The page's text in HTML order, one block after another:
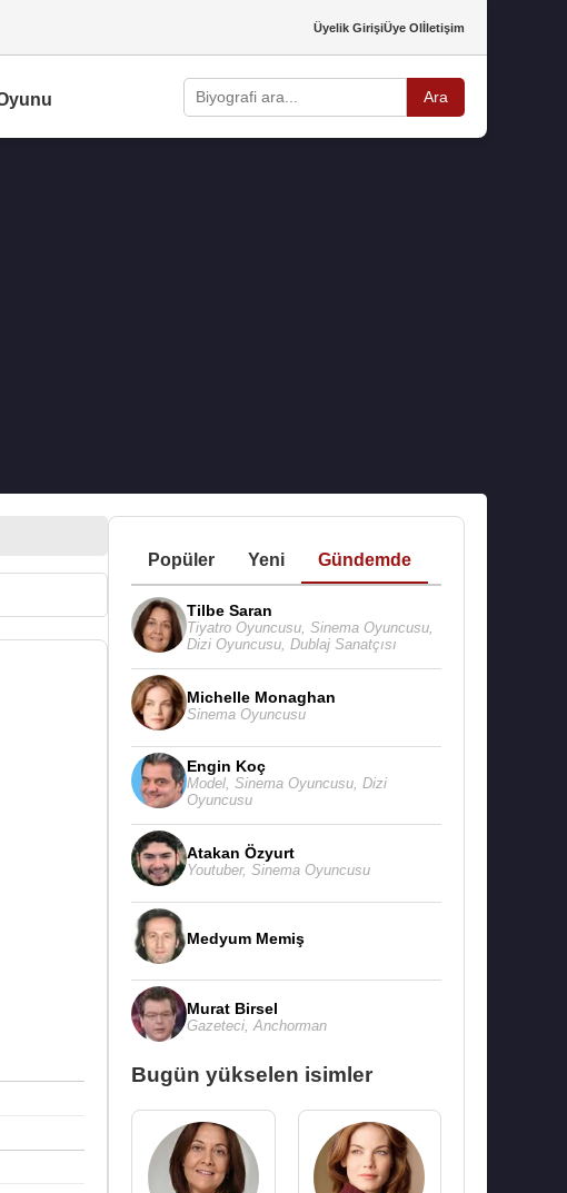
Üyelik GirişiÜye Olİletişim
Ara
Popüler Yeni Gündemde
Tilbe Saran
Tiyatro Oyuncusu, Sinema Oyuncusu,
Dizi Oyuncusu, Dublaj Sanatçısı
Michelle Monaghan
Sinema Oyuncusu
Engin Koç
Model, Sinema Oyuncusu, Dizi
Oyuncusu
Atakan Özyurt
Youtuber, Sinema Oyuncusu
Medyum Memiş
Murat Birsel
Gazeteci Anchorman
Bugün yükselen isimler